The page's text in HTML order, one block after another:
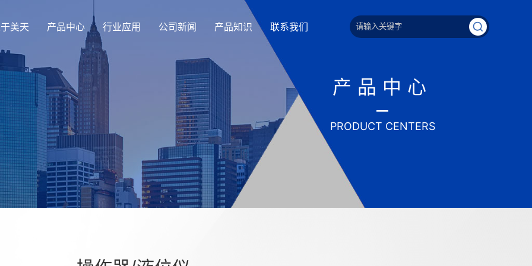
美天 产品中心 行业应用 公司新闻 产品知识 联系我们
产品中心
PRODUCT CENTERS